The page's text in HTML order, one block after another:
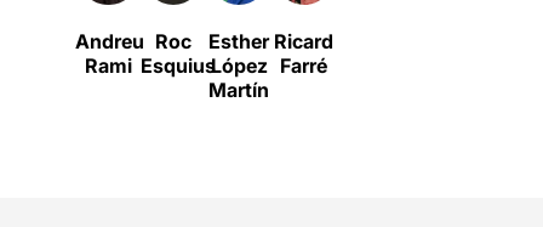
Andreu
Rami
Roc
Esquius
Esther
López
Martín
Ricard
Farré